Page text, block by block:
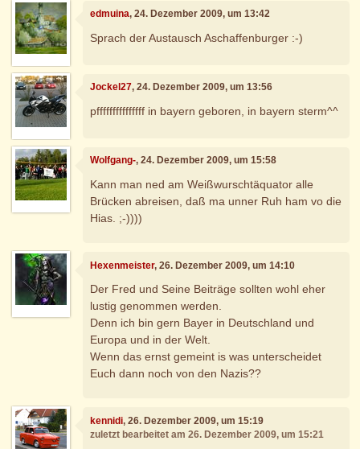
edmuina, 24. Dezember 2009, um 13:42
Sprach der Austausch Aschaffenburger :-)
Jockel27, 24. Dezember 2009, um 13:56
pfffffffffffffff in bayern geboren, in bayern sterm^^
Wolfgang-, 24. Dezember 2009, um 15:58
Kann man ned am Weißwurschtäquator alle
Brücken abreisen, daß ma unner Ruh ham vo die
Hias. ;-))))
Hexenmeister, 26. Dezember 2009, um 14:10
Der Fred und Seine Beiträge sollten wohl eher
lustig genommen werden.
Denn ich bin gern Bayer in Deutschland und
Europa und in der Welt.
Wenn das ernst gemeint is was unterscheidet
Euch dann noch von den Nazis??
kennidi, 26. Dezember 2009, um 15:19
zuletzt bearbeitet am 26. Dezember 2009, um 15:21